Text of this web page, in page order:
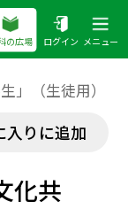
の広場 ログイン メニュー
」（生徒用）
入りに追加
化共